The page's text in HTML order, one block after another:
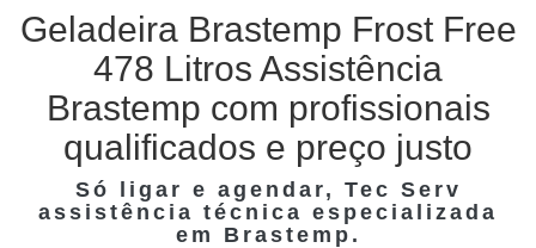
Geladeira Brastemp Frost Free
478 Litros Assistência
Brastemp com profissionais
qualificados e preço justo
Só ligar e agendar, Tec Serv
assistência técnica especializada
em Brastemp .